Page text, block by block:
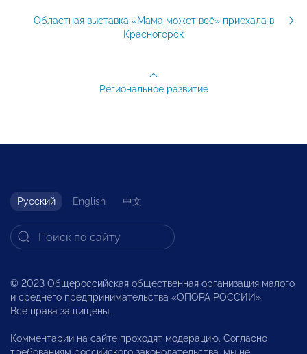
Областная выставка «Мама может всё» приехала в
Красногорск
Региональное развитие
Русский English 中文
© 2023 Общероссийская общественная организация малого
и среднего предпринимательства «ОПОРА РОССИИ».
Все права защищены.
Комментарии на сайте проходят модерацию. Согласно